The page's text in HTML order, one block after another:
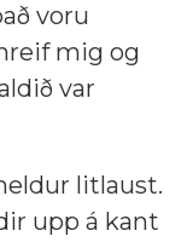
voru
mig og
var
litlaust.
upp á kant